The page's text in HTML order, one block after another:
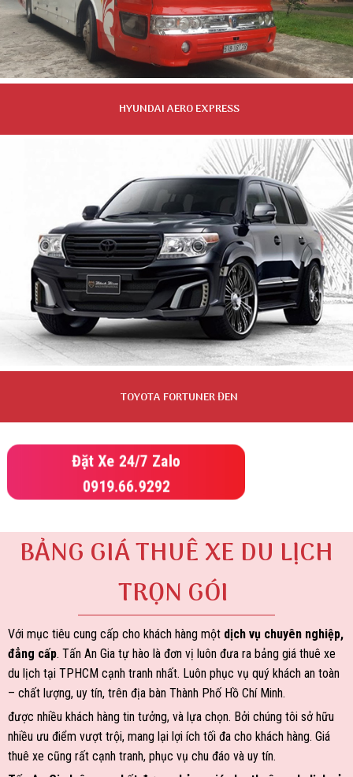
HYUNDAI AERO EXPRESS
TOYOTA FORTUNER ĐEN
Đặt Xe 24/7 Zalo
0919.66.9292
BẢNG GIÁ THUÊ XE DU LỊCH
TRỌN GÓI
Với mục tiêu cung cấp cho khách hàng một dịch vụ chuyên nghiệp,
đẳng cấp. Tấn An Gia tự hào là đơn vị luôn đưa ra bảng giá thuê xe
du lịch tại TPHCM cạnh tranh nhất. Luôn phục vụ quý khách an toàn
– chất lượng, uy tín, trên địa bàn Thành Phố Hồ Chí Minh.
được nhiều khách hàng tin tưởng, và lựa chọn. Bởi chúng tôi sở hữu
nhiều ưu điểm vượt trội, mang lại lợi ích tối đa cho khách hàng. Giá
thuê xe cũng rất cạnh tranh, phục vụ chu đáo và uy tín.